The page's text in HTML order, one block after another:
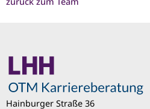
Hainburger Straße 36